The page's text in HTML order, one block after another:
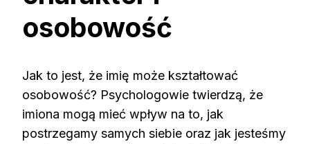
osobowość
Jak to jest, że imię może kształtować
osobowość? Psychologowie twierdzą, że
imiona mogą mieć wpływ na to, jak
postrzegamy samych siebie oraz jak jesteśmy